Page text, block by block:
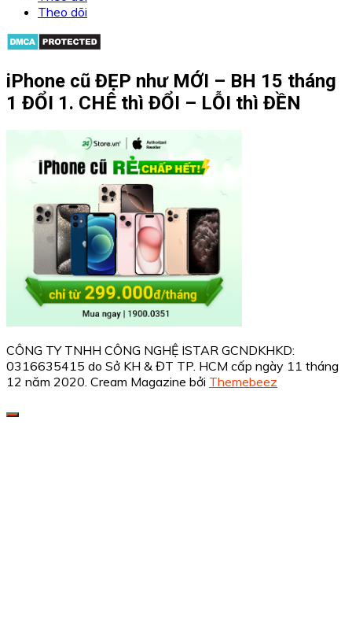
Theo dõi
iPhone cũ ĐẸP như MỚI – BH 15 tháng
1 ĐỔI 1. CHÊ thì ĐỔI – LỖI thì ĐỀN
CÔNG TY TNHH CÔNG NGHỆ ISTAR GCNDKHKD:
0316635415 do Sở KH & ĐT TP. HCM cấp ngày 11 tháng
12 năm 2020. Cream Magazine bởi Themebeez